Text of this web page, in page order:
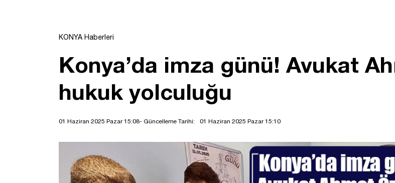
KONYA Haberleri
Konya’da imza günü! Avukat
hukuk yolculuğu
01 Haziran 2025 Pazar 15:08- Güncelleme Tarihi: 01 Haziran 2025 Pazar 15:10